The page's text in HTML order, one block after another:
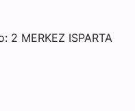
2 MERKEZ ISPARTA